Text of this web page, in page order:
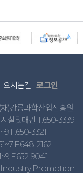
오시는길 로그인
)강릉과학산업진흥원
설및대관 T.650-3339
F.650-3321
F.648-2162
F.652-9041
Promotion